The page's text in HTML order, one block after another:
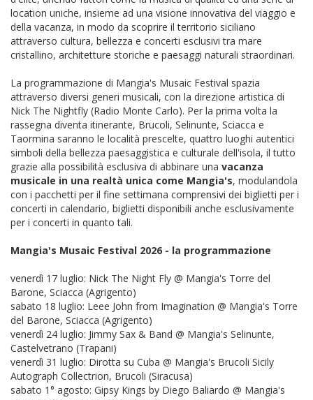
location uniche, insieme ad una visione innovativa del viaggio e
della vacanza, in modo da scoprire il territorio siciliano
attraverso cultura, bellezza e concerti esclusivi tra mare
cristallino, architetture storiche e paesaggi naturali straordinari.
La programmazione di Mangia's Musaic Festival spazia
attraverso diversi generi musicali, con la direzione artistica di
Nick The Nightfly (Radio Monte Carlo). Per la prima volta la
rassegna diventa itinerante, Brucoli, Selinunte, Sciacca e
Taormina saranno le località prescelte, quattro luoghi autentici
simboli della bellezza paesaggistica e culturale dell'isola, il tutto
grazie alla possibilità esclusiva di abbinare una vacanza
musicale in una realtà unica come Mangia's, modulandola
con i pacchetti per il fine settimana comprensivi dei biglietti per i
concerti in calendario, biglietti disponibili anche esclusivamente
per i concerti in quanto tali.
Mangia's Musaic Festival 2026 - la programmazione
venerdì 17 luglio: Nick The Night Fly @ Mangia's Torre del
Barone, Sciacca (Agrigento)
sabato 18 luglio: Leee John from Imagination @ Mangia's Torre
del Barone, Sciacca (Agrigento)
venerdì 24 luglio: Jimmy Sax & Band @ Mangia's Selinunte,
Castelvetrano (Trapani)
venerdì 31 luglio: Dirotta su Cuba @ Mangia's Brucoli Sicily
Autograph Collectrion, Brucoli (Siracusa)
sabato 1° agosto: Gipsy Kings by Diego Baliardo @ Mangia's